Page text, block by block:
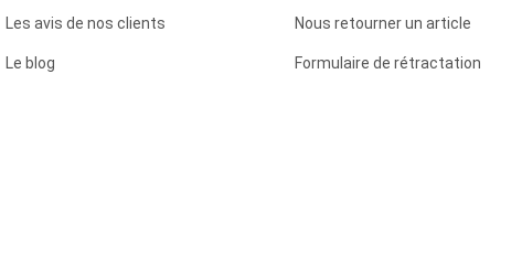
Les avis de nos clients
Le blog
Nous retourner un article
Formulaire de rétractation